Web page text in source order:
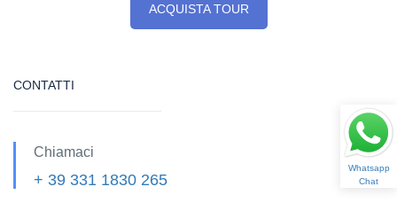
ACQUISTA TOUR
CONTATTI
Chiamaci
+ 39 331 1830 265
Whatsapp
Chat